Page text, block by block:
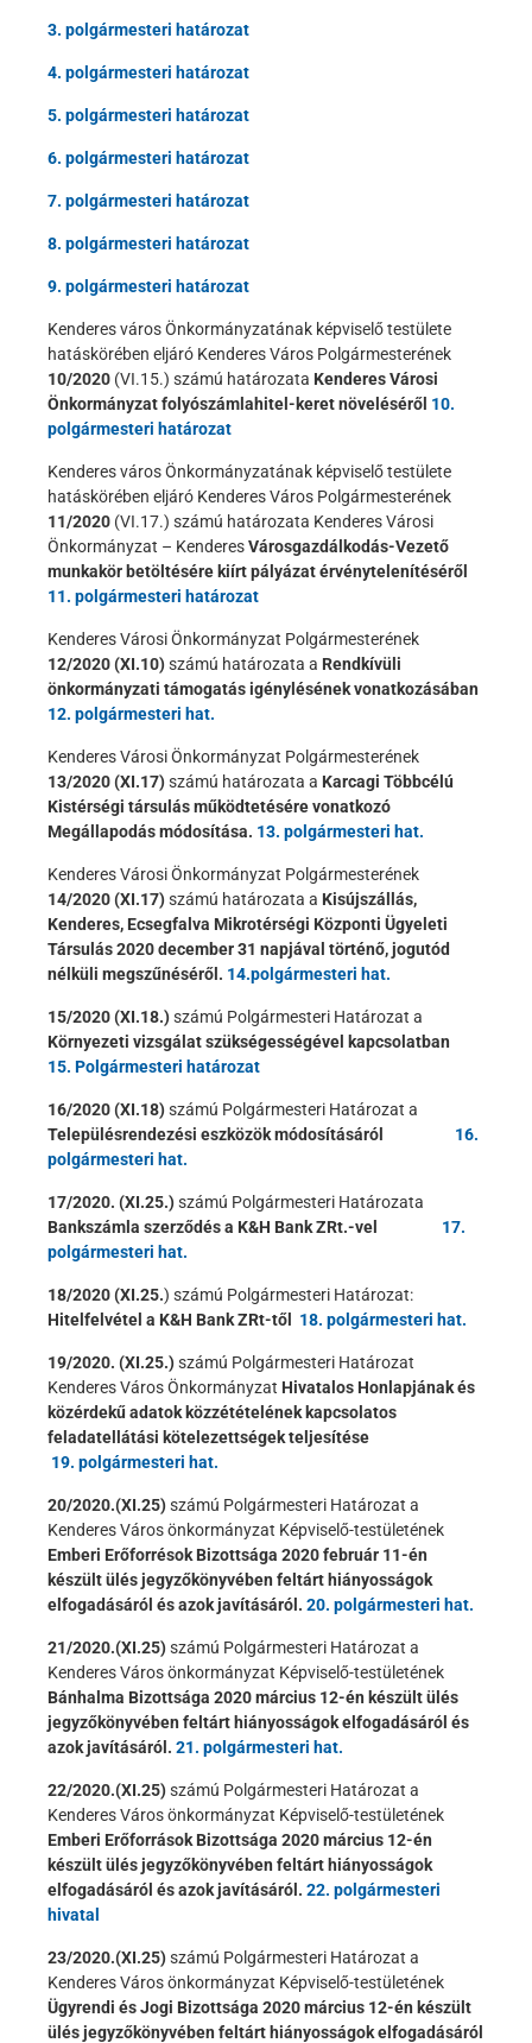
3. polgármesteri határozat
4. polgármesteri határozat
5. polgármesteri határozat
6. polgármesteri határozat
7. polgármesteri határozat
8. polgármesteri határozat
9. polgármesteri határozat
Kenderes város Önkormányzatának képviselő testülete
hatáskörében eljáró Kenderes Város Polgármesterének
10/2020 (VI.15.) számú határozata Kenderes Városi
Önkormányzat folyószámlahitel-keret növeléséről 10.
polgármesteri határozat
Kenderes város Önkormányzatának képviselő testülete
hatáskörében eljáró Kenderes Város Polgármesterének
11/2020 (VI.17.) számú határozata Kenderes Városi
Önkormányzat – KenderesVárosgazdálkodás-Vezető
munkakör betöltésére kiírt pályázat érvénytelenítéséről
11. polgármesteri határozat
Kenderes Városi Önkormányzat Polgármesterének
12/2020 (XI.10)számú határozata a Rendkívüli
önkormányzati támogatás igénylésének vonatkozásában
12. polgármesteri hat.
Kenderes Városi Önkormányzat Polgármesterének
13/2020 (XI.17)számú határozata a Karcagi Többcélú
Kistérségi társulás működtetésére vonatkozó
Megállapodás módosítása. 13. polgármesteri hat.
Kenderes Városi Önkormányzat Polgármesterének
14/2020 (XI.17)számú határozata a Kisújszállás,
Kenderes, Ecsegfalva Mikrotérségi Központi Ügyeleti
Társulás 2020 december 31 napjával történő, jogutód
nélküli megszűnéséről. 14.polgármesteri hat.
15/2020 (XI.18.)számú Polgármesteri Határozat a
Környezeti vizsgálat szükségességével kapcsolatban
15. Polgármesteri határozat
16/2020 (XI.18)számú Polgármesteri Határozat a
Településrendezési eszközök módosításáról 16.
polgármesteri hat.
17/2020. (XI.25.)számú Polgármesteri Határozata
Bankszámla szerződés a K&H Bank ZRt.-vel 17.
polgármesteri hat.
18/2020 (XI.25.) számú Polgármesteri Határozat:
Hitelfelvétel a K&H Bank ZRt-től 18. polgármesteri hat.
19/2020. (XI.25.)számú Polgármesteri Határozat
Kenderes Város Önkormányzat Hivatalos Honlapjának és
közérdekű adatok közzétételének kapcsolatos
feladatellátási kötelezettségek teljesítése
19. polgármesteri hat.
20/2020.(XI.25)számú Polgármesteri Határozat a
Kenderes Város önkormányzat Képviselő-testületének
Emberi Erőforrésok Bizottsága 2020 február 11-én
készült ülés jegyzőkönyvében feltárt hiányosságok
elfogadásáról és azok javításáról. 20. polgármesteri hat.
21/2020.(XI.25)számú Polgármesteri Határozat a
Kenderes Város önkormányzat Képviselő-testületének
Bánhalma Bizottsága 2020 március 12-én készült ülés
jegyzőkönyvében feltárt hiányosságok elfogadásáról és
azok javításáról. 21. polgármesteri hat.
22/2020.(XI.25)számú Polgármesteri Határozat a
Kenderes Város önkormányzat Képviselő-testületének
Emberi Erőforrások Bizottsága 2020 március 12-én
készült ülés jegyzőkönyvében feltárt hiányosságok
elfogadásáról és azok javításáról. 22. polgármesteri
hivatal
23/2020.(XI.25)számú Polgármesteri Határozat a
Kenderes Város önkormányzat Képviselő-testületének
Ügyrendi és Jogi Bizottsága 2020 március 12-én készült
ülés jegyzőkönyvében feltárt hiányosságok elfogadásáról